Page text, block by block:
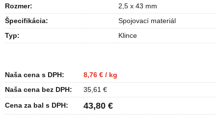
Rozmer:
2,5 x 43 mm
Špecifikácia:
Spojovací materiál
Typ: Klince
Naša cena s DPH:
8,76 € / kg
Naša cena bez DPH:
35,61 €
Cena za bal s DPH:
43,80 €